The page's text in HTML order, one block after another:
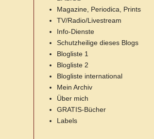
Magazine, Periodica, Prints
TV/Radio/Livestream
Info-Dienste
Schutzheilige dieses Blogs
Blogliste 1
Blogliste 2
Blogliste international
Mein Archiv
Über mich
GRATIS-Bücher
Labels